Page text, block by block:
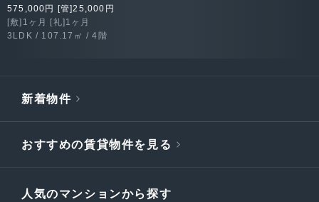
575,000円 [管]25,000円
[敷]1ヶ月 [礼]1ヶ月
3LDK / 107.17㎡ / 4階
新着物件
おすすめの賃貸物件を見る
人気のマンションから探す